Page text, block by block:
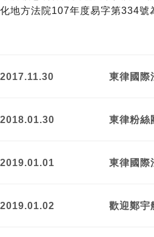
化地方法院107年度易字第334號
2017.11.30
東律國際
2018.01.30
東律粉絲
2019.01.01
東律國際
2019年新
2019.01.02
歡迎鄭宇